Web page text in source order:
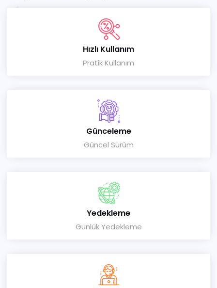
Hızlı Kullanım
Pratik Kullanım
Günceleme
Güncel Sürüm
Yedekleme
Günlük Yedekleme